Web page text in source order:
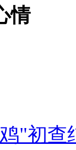
其击毙
情
"初查